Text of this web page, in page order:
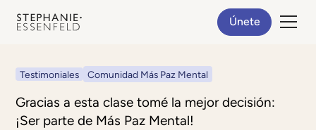
Únete
Testimoniales Comunidad Más Paz Mental
Gracias a esta clase tomé la mejor decisión:
¡Ser parte de Más Paz Mental!